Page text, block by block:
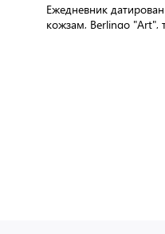
Ежедневник
кожзам, Berlingo "Art",